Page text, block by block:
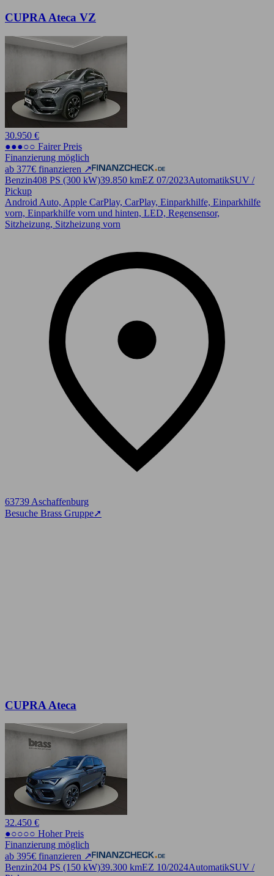
CUPRA Ateca VZ
30.950 €
●●●○○ Fairer Preis
Finanzierung möglich
ab 377€ finanzieren ↗
Benzin408 PS (300 kW)39.850 kmEZ 07/2023AutomatikSUV /
Pickup
Android Auto, Apple CarPlay, CarPlay, Einparkhilfe, Einparkhilfe
vorn, Einparkhilfe vorn und hinten, LED, Regensensor,
Sitzheizung, Sitzheizung vorn
63739 Aschaffenburg
Besuche Brass Gruppe➚
CUPRA Ateca
32.450 €
●○○○○ Hoher Preis
Finanzierung möglich
ab 395€ finanzieren ↗
Benzin204 PS (150 kW)39.300 kmEZ 10/2024AutomatikSUV /